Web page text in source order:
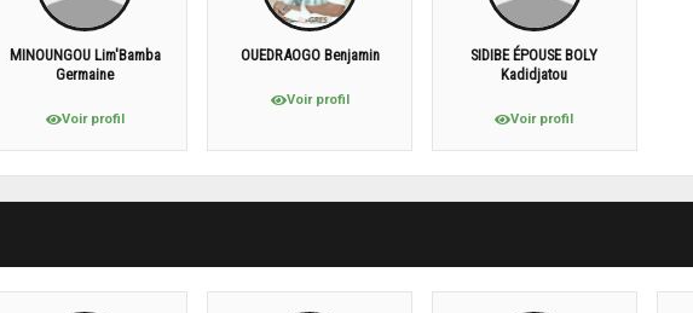
MINOUNGOU Lim'Bamba
Germaine
Voir profil
OUEDRAOGO Benjamin
Voir profil
SIDIBE ÉPOUSE BOLY
Kadidjatou
Voir profil